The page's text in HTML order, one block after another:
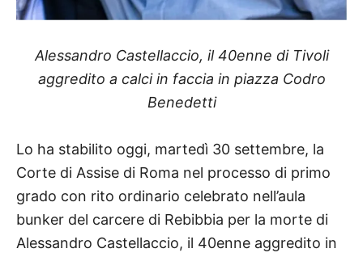
Alessandro Castellaccio, il 40enne di Tivoli
aggredito a calci in faccia in piazza Codro
Benedetti
Lo ha stabilito oggi, martedì 30 settembre, la
Corte di Assise di Roma nel processo di primo
grado con rito ordinario celebrato nell’aula
bunker del carcere di Rebibbia per la morte di
Alessandro Castellaccio, il 40enne aggredito in